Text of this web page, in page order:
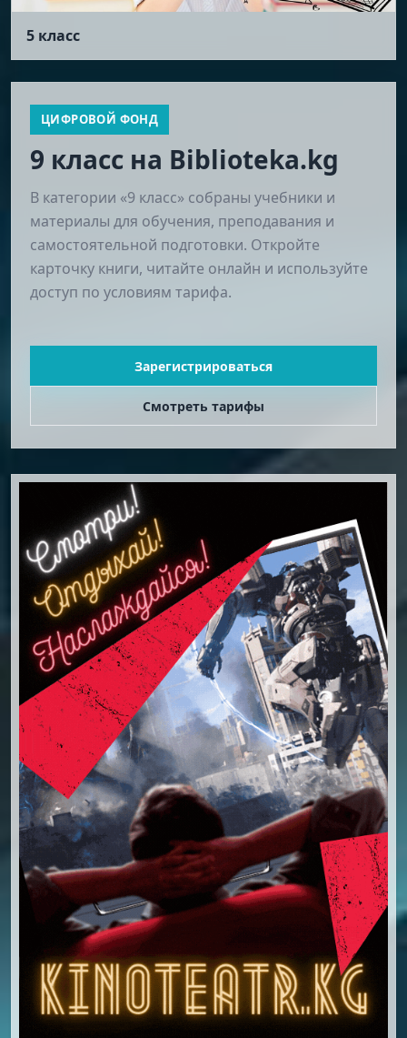
5 класс
ЦИФРОВОЙ ФОНД
9 класс на Biblioteka.kg
В категории «9 класс» собраны учебники и
материалы для обучения, преподавания и
самостоятельной подготовки. Откройте
карточку книги, читайте онлайн и используйте
доступ по условиям тарифа.
Зарегистрироваться
Смотреть тарифы